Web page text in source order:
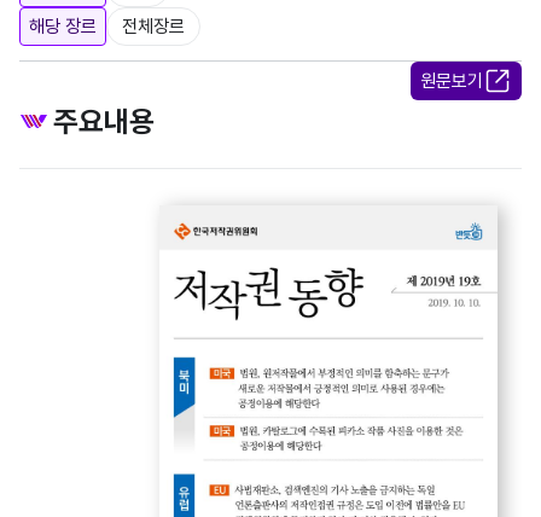
해당 장르
전체장르
원문보기
주요내용